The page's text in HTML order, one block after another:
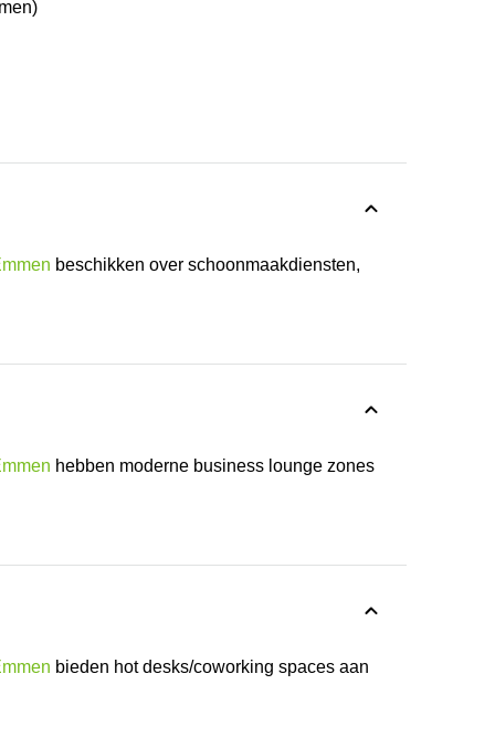
beschikken over schoonmaakdiensten,
hebben moderne business lounge zones
bieden hot desks/coworking spaces aan